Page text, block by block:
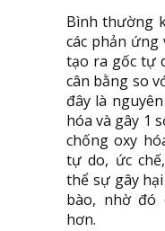
Bình thường
các phản
tạo ra gốc tự
cân bằng so
đây là
hóa và gây 1
chống oxy
tự do, ức
thể sự gây
bào, nhờ đó
hơn.